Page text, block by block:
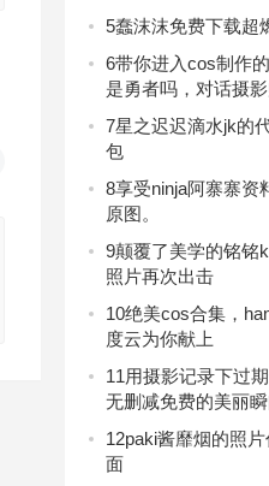
5蠢沫沫免费下载超
6带你进入cos制作
是勇者吗，对话摄
7星之迟迟滴水jk的
包
8享受ninja阿寨寨资
原图。
9颠覆了美学的铭铭
照片再次出击
10绝美cos合集，
度云为你献上
11用摄影记录下过
无删减免费的美丽
12paki酱靡烟的照
面